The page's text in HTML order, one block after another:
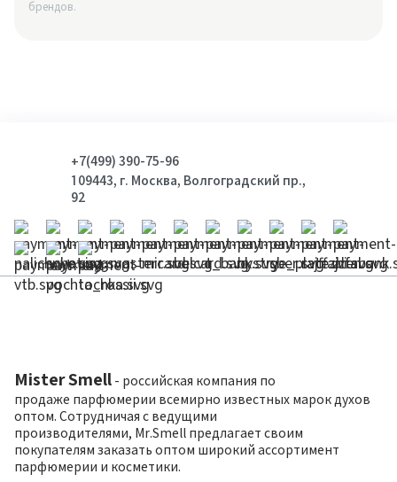
брендов.
+7(499) 390-75-96
109443, г. Москва, Волгоградский пр.,
92
Mister Smell - российская компания по
продаже парфюмерии всемирно известных марок духов
оптом. Сотрудничая с ведущими
производителями, Mr.Smell предлагает своим
покупателям заказать оптом широкий ассортимент
парфюмерии и косметики.